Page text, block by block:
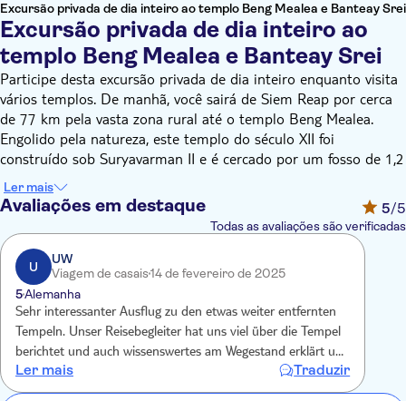
Excursão privada de dia inteiro ao templo Beng Mealea e Banteay Srei
Excursão privada de dia inteiro ao
templo Beng Mealea e Banteay Srei
Participe desta excursão privada de dia inteiro enquanto visita
vários templos. De manhã, você sairá de Siem Reap por cerca
de 77 km pela vasta zona rural até o templo Beng Mealea.
Engolido pela natureza, este templo do século XII foi
construído sob Suryavarman II e é cercado por um fosso de 1,2
km por 900 metros. Construído com a mesma planta de
Angkor Wat, mas em menor escala, este templo quase
esquecido vem sem nenhuma das multidões de Angkor. O local
se estende por mais de 1 km² e é amplamente invadido por
vegetação.
Após o almoço em um restaurante local, você seguirá para o
templo Banteay Srei. É chamado o lendário templo rosa das
mulheres porque é feito de arenito rosa e considerado uma
homenagem à beleza das mulheres. Você fará uma breve visita
ao templo Banteay Samre nas proximidades antes do término
da excursão e voltará para o hotel.
Ler mais
Avaliações em destaque 5/5
Todas as avaliações são verificadas
U
UW
Viagem de casais14 de fevereiro de 2025
5Alemanha
Sehr interessanter Ausflug zu den etwas weiter entfernten
Tempeln. Unser Reisebegleiter hat uns viel über die Tempel
berichtet und auch wissenswertes am Wegestand erklärt und
gezeigt. Ein sehr gut organisierter und durchgeführter
Ausflug - uneingeschränkt empfehlenswert.
Ler mais Traduzir